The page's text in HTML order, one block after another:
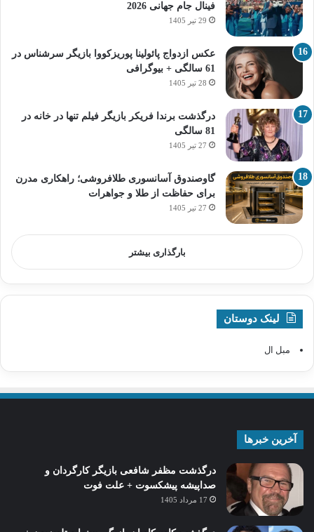
فینال جام جهانی 2026
29 تیر 1405
عکس ازدواج پائولینا پوریزکووا بازیگر سرشناس در
61 سالگی + بیوگرافی
28 تیر 1405
درگذشت برندا فریکر بازیگر فیلم تنها در خانه در
81 سالگی
27 تیر 1405
گاوصندوق آسانسوری طلافروشی؛ راهکاری مدرن
برای حفاظت از طلا و جواهرات
27 تیر 1405
بارگذاری بیشتر
لینک دوستان
مبل ال
آخرین خبرها
درگذشت مظفر شافعی بازیگر کارگردان و
صداپیشه پیشکسوت + علت فوت
17 مرداد 1405